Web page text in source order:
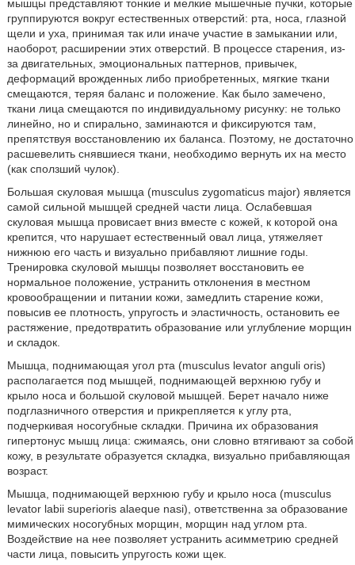
мышцы представляют тонкие и мелкие мышечные пучки, которые
группируются вокруг естественных отверстий: рта, носа, глазной
щели и уха, принимая так или иначе участие в замыкании или,
наоборот, расширении этих отверстий. В процессе старения, из-
за двигательных, эмоциональных паттернов, привычек,
деформаций врожденных либо приобретенных, мягкие ткани
смещаются, теряя баланс и положение. Как было замечено,
ткани лица смещаются по индивидуальному рисунку: не только
линейно, но и спирально, заминаются и фиксируются там,
препятствуя восстановлению их баланса. Поэтому, не достаточно
расшевелить снявшиеся ткани, необходимо вернуть их на место
(как сползший чулок).
Большая скуловая мышца (musculus zygomaticus major) является
самой сильной мышцей средней части лица. Ослабевшая
скуловая мышца провисает вниз вместе с кожей, к которой она
крепится, что нарушает естественный овал лица, утяжеляет
нижнюю его часть и визуально прибавляют лишние годы.
Тренировка скуловой мышцы позволяет восстановить ее
нормальное положение, устранить отклонения в местном
кровообращении и питании кожи, замедлить старение кожи,
повысив ее плотность, упругость и эластичность, остановить ее
растяжение, предотвратить образование или углубление морщин
и складок.
Мышца, поднимающая угол рта (musculus levator anguli oris)
располагается под мышцей, поднимающей верхнюю губу и
крыло носа и большой скуловой мышцей. Берет начало ниже
подглазничного отверстия и прикрепляется к углу рта,
подчеркивая носогубные складки. Причина их образования
гипертонус мышц лица: сжимаясь, они словно втягивают за собой
кожу, в результате образуется складка, визуально прибавляющая
возраст.
Мышца, поднимающей верхнюю губу и крыло носа (musculus
levator labii superioris alaeque nasi), ответственна за образование
мимических носогубных морщин, морщин над углом рта.
Воздействие на нее позволяет устранить асимметрию средней
части лица, повысить упругость кожи щек.